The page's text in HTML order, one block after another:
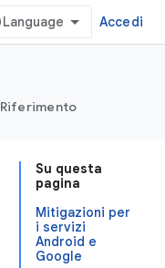
Accedi
Riferimento
Su questa
pagina
Mitigazioni per
i servizi
Android e
Google